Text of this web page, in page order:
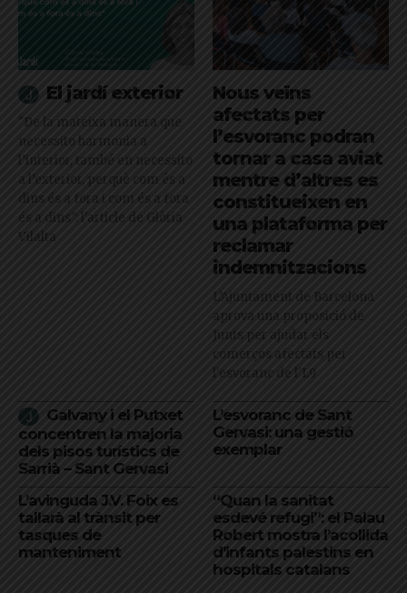
El jardí exterior
"De la mateixa manera que
necessito harmonia a
l’interior, també en necessito
a l’exterior, perquè com és a
dins és a fora i com és a fora
és a dins": l'article de Glòria
Vilalta
Nous veïns
afectats per
l’esvoranc podran
tornar a casa aviat
mentre d’altres es
constitueixen en
una plataforma per
reclamar
indemnitzacions
L’Ajuntament de Barcelona
aprova una proposició de
Junts per ajudar els
comerços afectats per
l'esvoranc de l'L9
Galvany i el Putxet
concentren la majoria
dels pisos turístics de
Sarrià – Sant Gervasi
L’esvoranc de Sant
Gervasi: una gestió
exemplar
L’avinguda J.V. Foix es
tallarà al trànsit per
tasques de
manteniment
“Quan la sanitat
esdevé refugi”: el Palau
Robert mostra l’acollida
d’infants palestins en
hospitals catalans